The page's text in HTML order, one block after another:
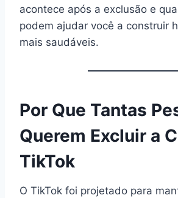
acontece após a exclusão e
podem ajudar você a construir
mais saudáveis.
Por Que Tantas
Querem Excluir a
TikTok
O TikTok foi projetado para